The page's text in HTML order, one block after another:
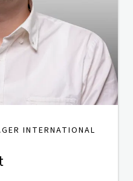
INTERNATIONAL